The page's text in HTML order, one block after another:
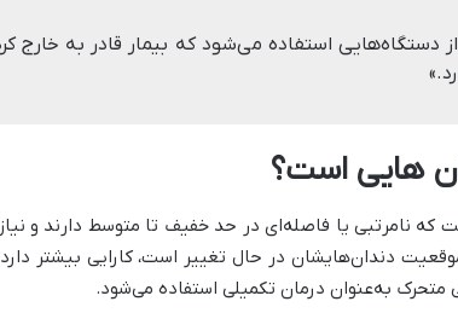
استفاده می‌شود که بیمار قادر به خارج
هایی است؟
که نامرتبی یا فاصله‌ای در حد خفیف تا متوسط دارند و
دندان‌هایشان در حال تغییر است، کارایی بیشتر
متحرک به‌عنوان درمان تکمیلی استفاده می‌شود.